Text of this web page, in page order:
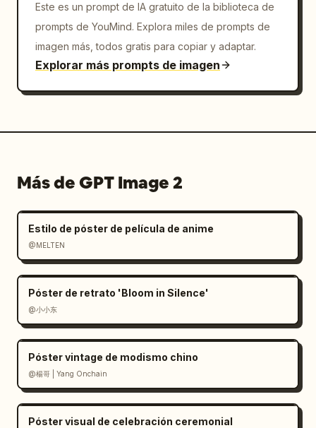
Este es un prompt de IA gratuito de la biblioteca de
prompts de YouMind. Explora miles de prompts de
imagen más, todos gratis para copiar y adaptar.
Explorar más prompts de imagen
Más de GPT Image 2
Estilo de póster de película de anime
@MELTEN
Póster de retrato 'Bloom in Silence'
@小小东
Póster vintage de modismo chino
@楊哥 | Yang Onchain
Póster visual de celebración ceremonial